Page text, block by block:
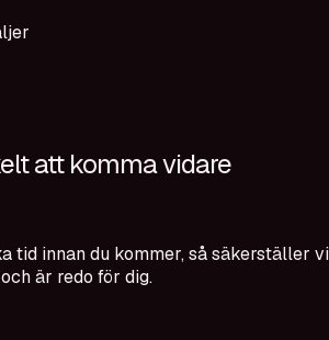
att komma vidare
tid innan du kommer, så säkerställer vi
är redo för dig.